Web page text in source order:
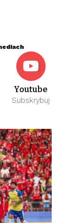
Youtube
Subskrybuj